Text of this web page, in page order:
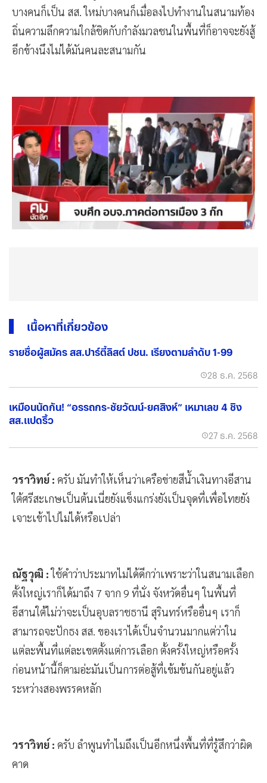
บางคนก็เป็น สส. ใหม่บางคนก็เมื่อลงไปทำงานในสนามท้อง
ถิ่นความลึกความใกล้ชิดกับกำลังมวลชนในพื้นที่ก็อาจจะยังสู้
อีกข้างนึงไม่ได้มันคนละสนามกัน
เนื้อหาที่เกี่ยวข้อง
รายชื่อผู้สมัคร สส.ปาร์ตี้ลิสต์ ปชน. เรียงตามลำดับ 1-99
28 ธ.ค. 2568
เหมือนนัดกัน! “อรรถกร-ชัยวัฒน์-ยศสิงห์” เหมาเลข 4 ชิง
สส.แปดริ้ว
27 ธ.ค. 2568
วราวิทย์ : ครับ มันทำให้เห็นว่าเครือข่ายสีน้ำเงินทางอีสาน
ใต้ศรีสะเกษเป็นต้นเนี่ยยังแข็งแกร่งยังเป็นจุดที่เพื่อไทยยัง
เจาะเข้าไปไม่ได้หรือเปล่า
ณัฐวุฒิ :ใช้คำว่าประมาทไม่ได้ดีกว่าเพราะว่าในสนามเลือก
ตั้งใหญ่เราก็ได้มาถึง 7 จาก 9 ที่นั่ง จังหวัดอื่นๆ ในพื้นที่
อีสานใต้ไม่ว่าจะเป็นอุบลราชธานี สุรินทร์หรืออื่นๆ เราก็
สามารถจะปักธง สส. ของเราได้เป็นจำนวนมากแต่ว่าใน
แต่ละพื้นที่แต่ละเขตตั้งแต่การเลือก ตั้งครั้งใหญ่หรือครั้ง
ก่อนหน้านี้ก็ตามอ่ะมันเป็นการต่อสู้ที่เข้มข้นกันอยู่แล้ว
ระหว่างสองพรรคหลัก
วราวิทย์ : ครับ ลำพูนทำไมถึงเป็นอีกหนึ่งพื้นที่ที่รู้สึกว่าผิด
คาด